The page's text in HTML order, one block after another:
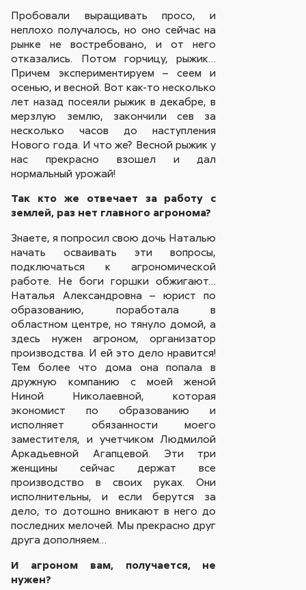
Пробовали выращивать просо, и
неплохо получалось, но оно сейчас на
рынке не востребовано, и от него
отказались. Потом горчицу, рыжик…
Причем экспериментируем – сеем и
осенью, и весной. Вот как-то несколько
лет назад посеяли рыжик в декабре, в
мерзлую землю, закончили сев за
несколько часов до наступления
Нового года. И что же? Весной рыжик у
нас прекрасно взошел и дал
нормальный урожай!
Так кто же отвечает за работу с
землей, раз нет главного агронома?
Знаете, я попросил свою дочь Наталью
начать осваивать эти вопросы,
подключаться к агрономической
работе. Не боги горшки обжигают…
Наталья Александровна – юрист по
образованию, поработала в
областном центре, но тянуло домой, а
здесь нужен агроном, организатор
производства. И ей это дело нравится!
Тем более что дома она попала в
дружную компанию с моей женой
Ниной Николаевной, которая
экономист по образованию и
исполняет обязанности моего
заместителя, и учетчиком Людмилой
Аркадьевной Агапцевой. Эти три
женщины сейчас держат все
производство в своих руках. Они
исполнительны, и если берутся за
дело, то дотошно вникают в него до
последних мелочей. Мы прекрасно друг
друга дополняем…
И агроном вам, получается, не
нужен?